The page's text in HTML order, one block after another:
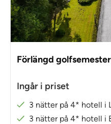
Förlängd
Ingår i priset
3 nätter på 4* hotell i
3 nätter på 4* hotell i